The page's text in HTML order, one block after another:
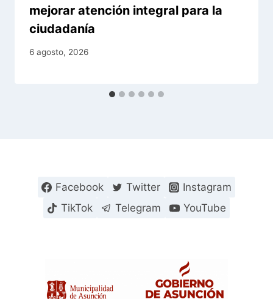
mejorar atención integral para la
ciudadanía
6 agosto, 2026
Facebook Twitter
Instagram
TikTok
Telegram YouTube